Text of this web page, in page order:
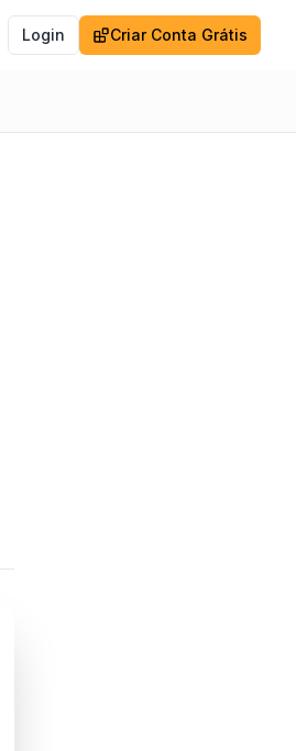
Login Criar Conta Grátis